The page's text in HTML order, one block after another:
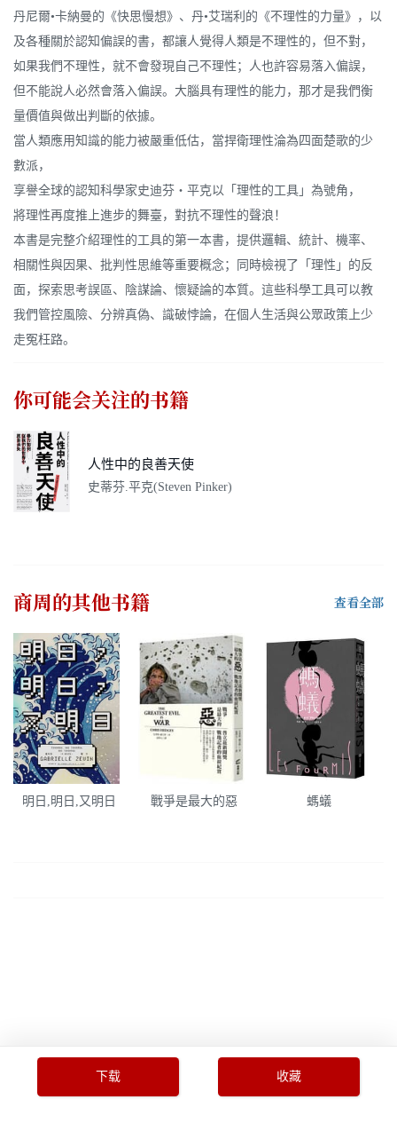
丹尼爾•卡納曼的《快思慢想》、丹•艾瑞利的《不理性的力量》，以
及各種關於認知偏誤的書，都讓人覺得人類是不理性的，但不對，
如果我們不理性，就不會發現自己不理性；人也許容易落入偏誤，
但不能說人必然會落入偏誤。大腦具有理性的能力，那才是我們衡
量價值與做出判斷的依據。
當人類應用知識的能力被嚴重低估，當捍衛理性淪為四面楚歌的少
數派，
享譽全球的認知科學家史迪芬‧平克以「理性的工具」為號角，
將理性再度推上進步的舞臺，對抗不理性的聲浪！
本書是完整介紹理性的工具的第一本書，提供邏輯、統計、機率、
相關性與因果、批判性思維等重要概念；同時檢視了「理性」的反
面，探索思考誤區、陰謀論、懷疑論的本質。這些科學工具可以教
我們管控風險、分辨真偽、識破悖論，在個人生活與公眾政策上少
走冤枉路。
你可能会关注的书籍
人性中的良善天使
史蒂芬.平克(Steven Pinker)
商周的其他书籍 查看全部
明日,明日,又明日 戰爭是最大的惡 螞蟻
下载 收藏